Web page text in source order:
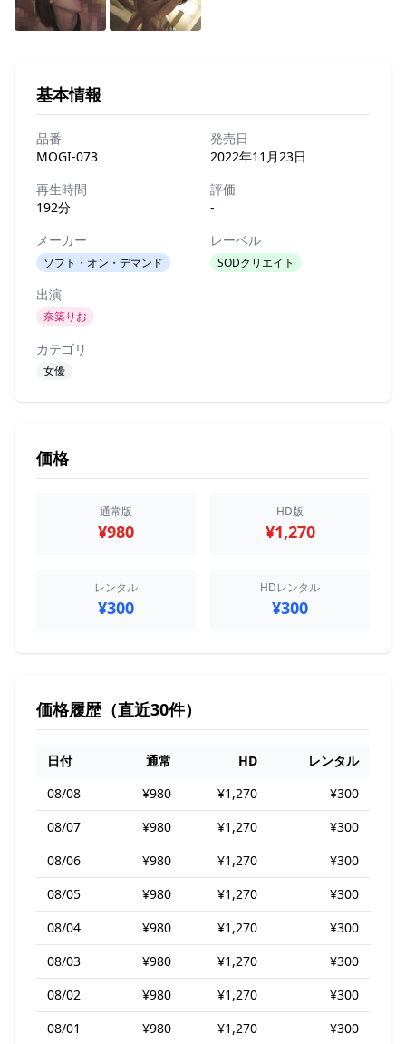
基本情報
品番
MOGI-073
発売日
2022年11月23日
再生時間
192分
評価
-
メーカー
ソフト・オン・デマンド
レーベル
SODクリエイト
出演
奈築りお
カテゴリ
女優
価格
通常版
¥980
HD版
¥1,270
レンタル
¥300
HDレンタル
¥300
価格履歴（直近30件）
日付 通常 HD
レンタル
08/08
¥980 ¥1,270
¥300
08/07
¥980 ¥1,270
¥300
08/06
¥980 ¥1,270
¥300
08/05
¥980 ¥1,270
¥300
08/04
¥980 ¥1,270
¥300
08/03
¥980 ¥1,270
¥300
08/02
¥980 ¥1,270
¥300
08/01
¥980 ¥1,270 ¥300